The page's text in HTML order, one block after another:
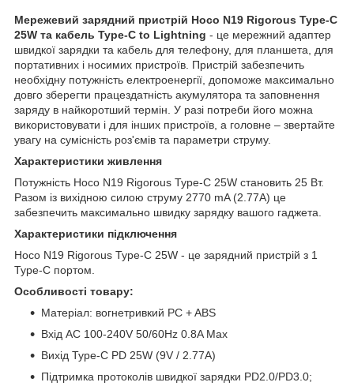
Мережевий зарядний пристрій Hoco N19 Rigorous Type-C
25W та кабель Type-C to Lightning - це мережний адаптер
швидкої зарядки та кабель для телефону, для планшета, для
портативних і носимих пристроїв. Пристрій забезпечить
необхідну потужність електроенергії, допоможе максимально
довго зберегти працездатність акумулятора та заповнення
заряду в найкоротший термін. У разі потреби його можна
використовувати і для інших пристроїв, а головне – звертайте
увагу на сумісність роз'ємів та параметри струму.
Характеристики живлення
Потужність Hoco N19 Rigorous Type-C 25W становить 25 Вт.
Разом із вихідною силою струму 2770 mA (2.77A) це
забезпечить максимально швидку зарядку вашого гаджета.
Характеристики підключення
Hoco N19 Rigorous Type-C 25W - це зарядний пристрій з 1
Type-C портом.
Особливості товару:
Матеріал: вогнетривкий PC + ABS
Вхід АС 100-240V 50/60Hz 0.8A Max
Вихід Type-C PD 25W (9V / 2.77A)
Підтримка протоколів швидкої зарядки PD2.0/PD3.0;